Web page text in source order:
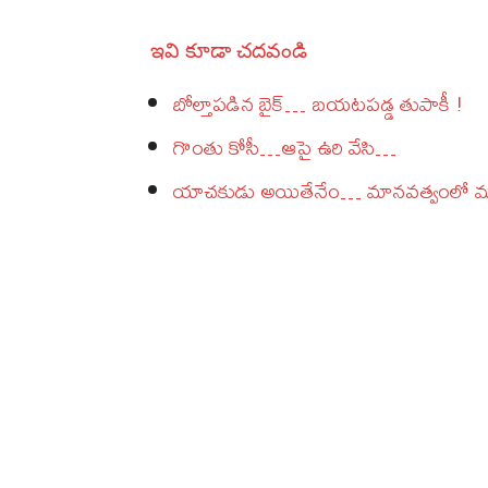
ఇవి కూడా చదవండి
బోల్తాపడిన బైక్‌… బయటపడ్డ తుపాకీ !
గొంతు కోసీ…ఆపై ఉరి వేసి…
యాచకుడు అయితేనేం… మానవత్వంలో